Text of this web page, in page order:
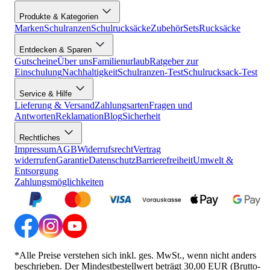
Produkte & Kategorien
MarkenSchulranzenSchulrucksäckeZubehörSetsRucksäcke
Entdecken & Sparen
GutscheineÜber unsFamilienurlaubRatgeber zur
EinschulungNachhaltigkeitSchulranzen-TestSchulrucksack-Test
Service & Hilfe
Lieferung & VersandZahlungsartenFragen und
AntwortenReklamationBlogSicherheit
Rechtliches
ImpressumAGBWiderrufsrechtVertrag
widerrufenGarantieDatenschutzBarrierefreiheitUmwelt &
Entsorgung
Zahlungsmöglichkeiten
*Alle Preise verstehen sich inkl. ges. MwSt., wenn nicht anders
beschrieben. Der Mindestbestellwert beträgt 30,00 EUR (Brutto-